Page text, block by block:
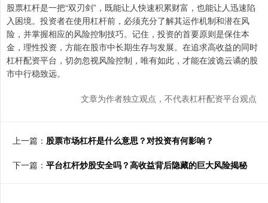
股票杠杆是一把“双刃剑”，既能让人快速积累财富，也能让人迅速陷
入困境。投资者在使用杠杆前，必须充分了解其运作机制和潜在风
险，并掌握相应的风险控制技巧。记住，投资的首要原则是保住本
金，理性投资，方能在股市中长期生存与发展。在追求高收益的同时
杠杆配资平台，切勿忽视风险控制，唯有如此，才能在波诡云谲的股
市中行稳致远。
文章为作者独立观点，不代表杠杆配资平台观点
上一篇： 股票市场杠杆是什么意思？对投资有何影响？
下一篇： 平台杠杆炒股安全吗？高收益背后隐藏的巨大风险揭秘